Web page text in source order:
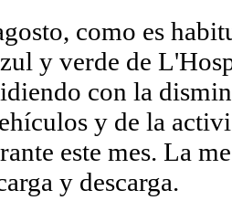
como es
y verde de
con la
y de la
este mes. La
y descarga.